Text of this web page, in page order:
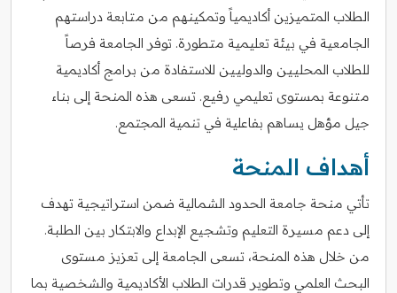
الطلاب المتميزين أكاديمياً وتمكينهم من متابعة دراستهم
الجامعية في بيئة تعليمية متطورة. توفر الجامعة فرصاً
للطلاب المحليين والدوليين للاستفادة من برامج أكاديمية
متنوعة بمستوى تعليمي رفيع. تسعى هذه المنحة إلى بناء
جيل مؤهل يساهم بفاعلية في تنمية المجتمع.
أهداف المنحة
تأتي منحة جامعة الحدود الشمالية ضمن استراتيجية تهدف
إلى دعم مسيرة التعليم وتشجيع الإبداع والابتكار بين الطلبة.
من خلال هذه المنحة، تسعى الجامعة إلى تعزيز مستوى
البحث العلمي وتطوير قدرات الطلاب الأكاديمية والشخصية بما